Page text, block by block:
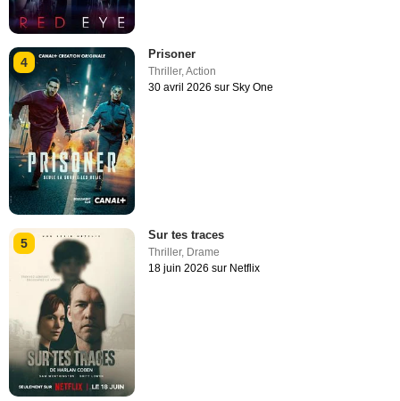
4
Prisoner
Thriller,Action
30 avril 2026 sur Sky One
5
Sur tes traces
Thriller, Drame
18 juin 2026 sur Netflix